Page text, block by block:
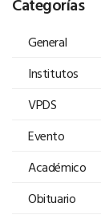
General
Institutos
VPDS
Evento
Académico
Obituario